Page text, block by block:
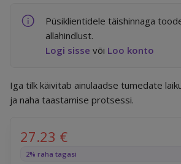
Toidulisandid
Mürakaitse
Kodu
Püsiklientidele täishinnaga
allahindlust.
Logi sisse või Loo konto
Iga tilk käivitab ainulaadse tumedate
ja naha taastamise protsessi.
Algne hind oli: 38.90 €.
27.23 €
Praegune hind on: 27.23
2% raha tagasi